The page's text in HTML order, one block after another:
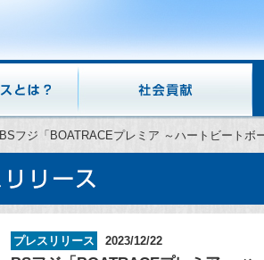
BSフジ「BOATRACEプレミア ～ハートビートボ
プレスリリース 2023/12/22